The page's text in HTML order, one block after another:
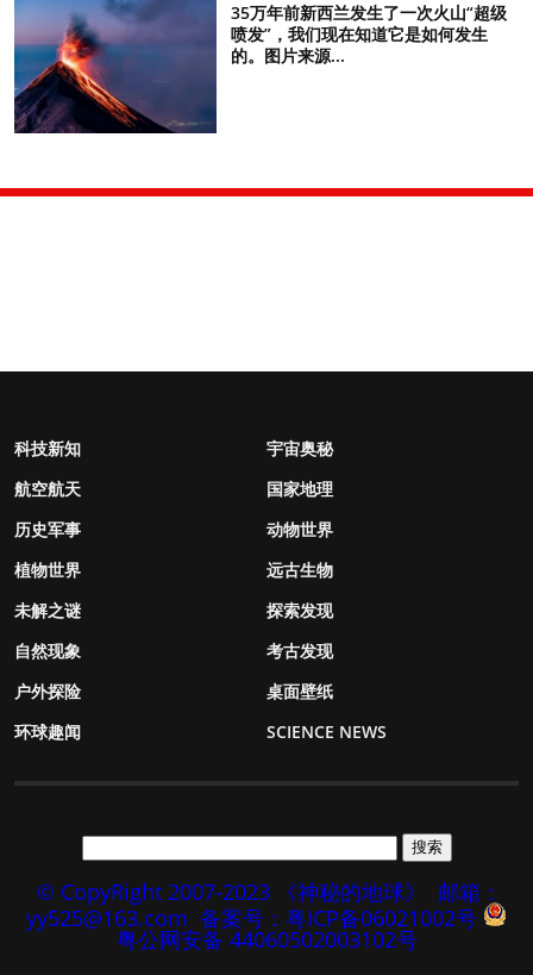
35万年前新西兰发生了一次火山“超级
喷发”，我们现在知道它是如何发生
的。图片来源...
科技新知
宇宙奥秘
航空航天
国家地理
历史军事
动物世界
植物世界
远古生物
未解之谜
探索发现
自然现象
考古发现
户外探险
桌面壁纸
环球趣闻
SCIENCE NEWS
© CopyRight 2007-2023 《神秘的地球》
邮箱：
yy525@163.com 备案号：粤ICP备06021002号
粤公网安备 44060502003102号